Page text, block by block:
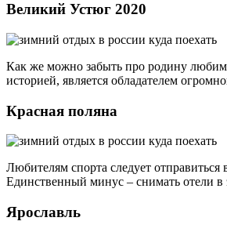
Великий Устюг 2020
Как же можно забыть про родину
историей, является обладателем
Красная поляна
Любителям спорта следует
Единственный минус – снимать отели в
Ярославль